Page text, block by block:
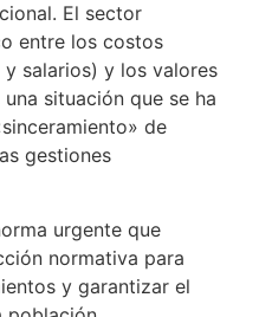
El sector
entre los costos
salarios) y los valores
situación que se ha
de
gestiones
urgente que
normativa para
y garantizar el